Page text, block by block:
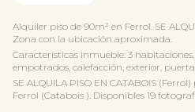
Alquiler piso de 90m² en Ferrol. SE
Zona con la ubicación aproximada.
Características inmueble: 3
empotrados, calefacción, exterior,
SE ALQUILA PISO EN CATABOIS
Ferrol (Catabois ). Disponibles 19